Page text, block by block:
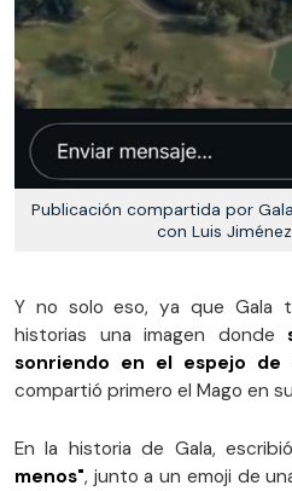
Publicación compartida por
con Luis
Y no solo eso, ya que Gala
historias una imagen donde
sonriendo en el espejo de
compartió primero el Mago en
En la historia de Gala, escribió
menos", junto a un emoji de